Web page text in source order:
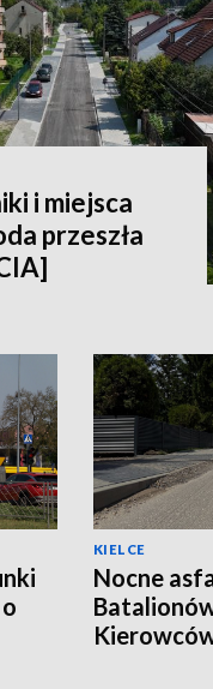
i miejsca
przeszła
KIELCE
Nocne